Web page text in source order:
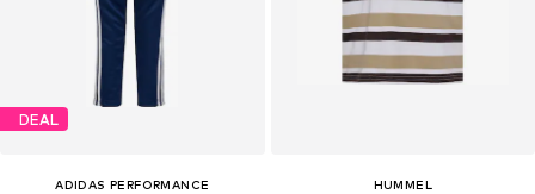
DEAL
ADIDAS PERFORMANCE
HUMMEL